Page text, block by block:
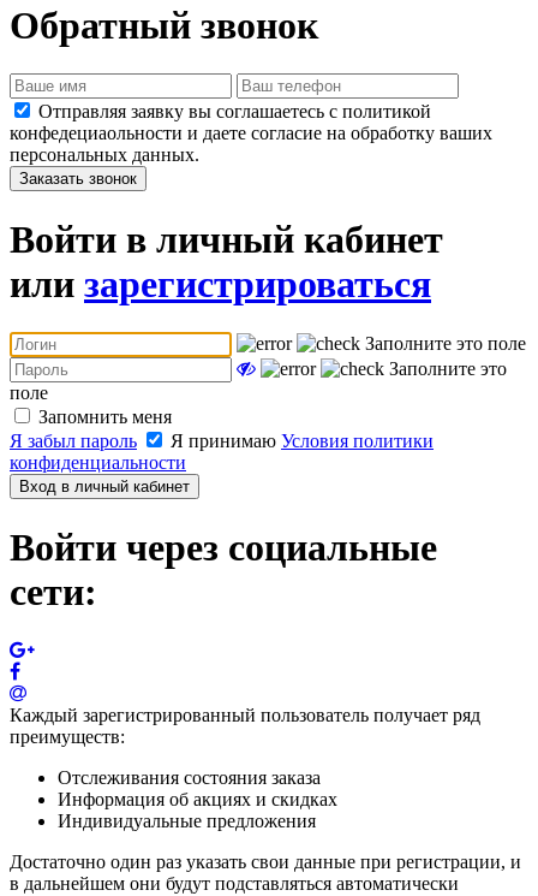
Обратный звонок
Отправляя заявку вы соглашаетесь с политикой
конфедециаольности и даете согласие на обработку ваших
персональных данных.
Заказать звонок
Войти в личный кабинет
или зарегистрироваться
Заполните это поле
Заполните это
поле
Запомнить меня
Я забыл пароль
Я принимаю Условия политики
конфиденциальности
Вход в личный кабинет
Войти через социальные
сети:
Каждый зарегистрированный пользователь получает ряд
преимуществ:
Отслеживания состояния заказа
Информация об акциях и скидках
Индивидуальные предложения
Достаточно один раз указать свои данные при регистрации, и
в дальнейшем они будут подставляться автоматически